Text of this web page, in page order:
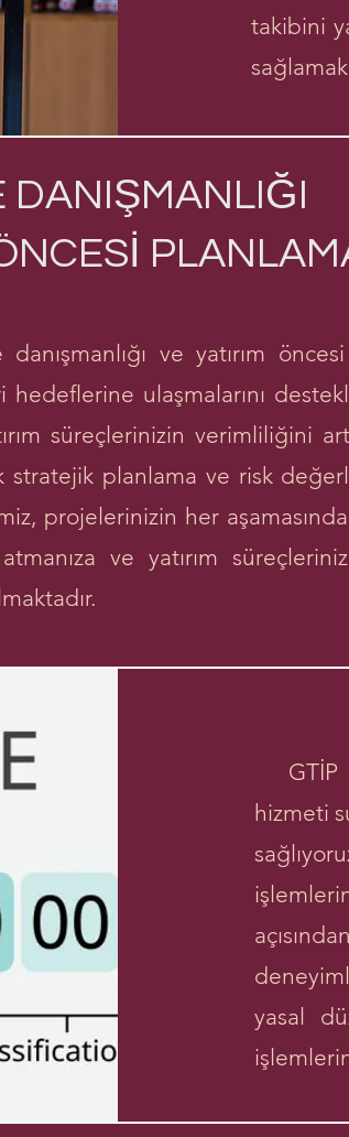
takibini
DANIŞMANLIĞI
ve yatırım
ulaşmalarını
süreçlerinizin verimliliğini
stratejik planlama ve risk
projelerinizin her aşamasında
ve yatırım
GTİP
hizmeti
yasal